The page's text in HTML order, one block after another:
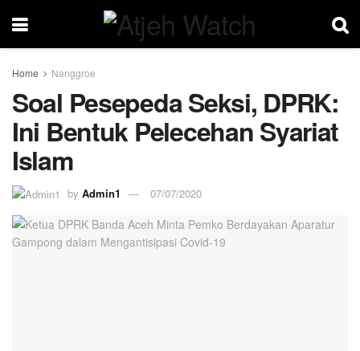
Home Nanggroe
Soal Pesepeda Seksi, DPRK:
Ini Bentuk Pelecehan Syariat
Islam
by Admin1 07/07/2020